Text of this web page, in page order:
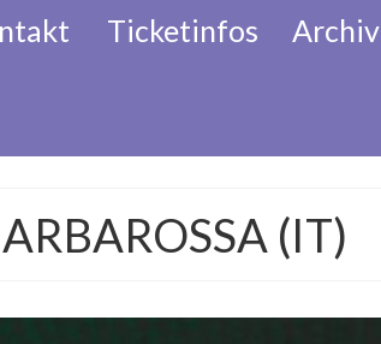
Ticketinfos Archiv
(IT)